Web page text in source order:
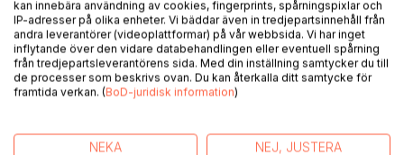
Vi får tillsammans med dem följa deras spännande arbete
med bina från sen vinter till sen höst, med allt som händer i
en bikupa och runt omkring den. Vi får även höra bina tala.
Framför den öppna brasan berättar Constance om
sina bin och från förr i tiden.
kan innebära användning av cookies, fingerprints, spårningspixlar och
IP-adresser på olika enheter. Vi bäddar även in tredjepartsinnehåll från
andra leverantörer (videoplattformar) på vår webbsida. Vi har inget
inflytande över den vidare databehandlingen eller eventuell spårning
från tredjepartsleverantörens sida. Med din inställning samtycker du till
de processer som beskrivs ovan. Du kan återkalla ditt samtycke för
framtida verkan. (BoD-juridisk information)
NEKA NEJ, JUSTERA